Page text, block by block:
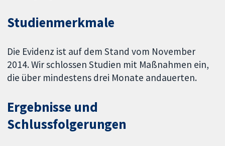
Studienmerkmale
Die Evidenz ist auf dem Stand vom November
2014. Wir schlossen Studien mit Maßnahmen ein,
die über mindestens drei Monate andauerten.
Ergebnisse und
Schlussfolgerungen